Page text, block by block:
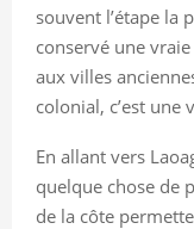
souvent l’étape la
conservé une
aux villes
colonial, c’est une
En allant vers
quelque chose de
de la côte